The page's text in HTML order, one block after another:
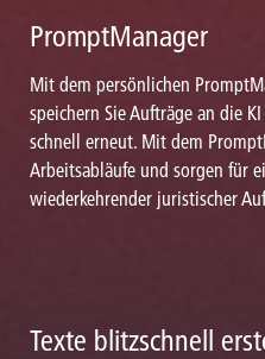
PromptManager
Mit dem persönlichen
speichern Sie Aufträge an die
schnell erneut. Mit dem
Arbeitsabläufe und sorgen für
wiederkehrender juristischer
Texte blitzschnell